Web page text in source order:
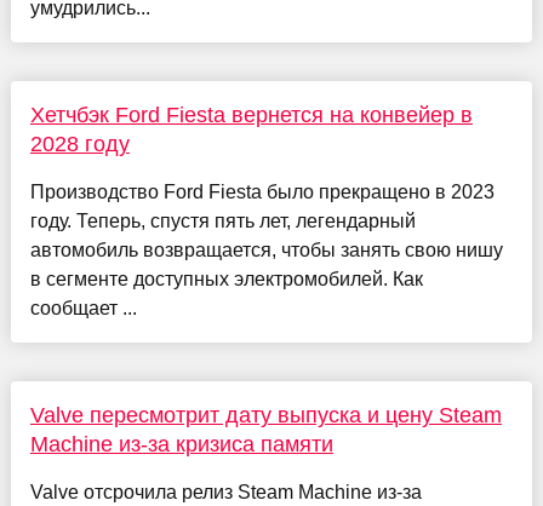
умудрились...
Хетчбэк Ford Fiesta вернется на конвейер в
2028 году
Производство Ford Fiesta было прекращено в 2023
году. Теперь, спустя пять лет, легендарный
автомобиль возвращается, чтобы занять свою нишу
в сегменте доступных электромобилей. Как
сообщает ...
Valve пересмотрит дату выпуска и цену Steam
Machine из-за кризиса памяти
Valve отсрочила релиз Steam Machine из-за